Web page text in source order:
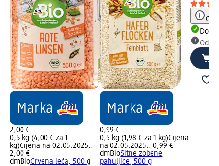
2,00 €
0,5 kg (4,00 € za 1
kg)Cijena na 02.05.2025.:
2,00 €
dmBioCrvena leća, 500 g
0,99 €
0,5 kg (1,98 € za 1 kg)Cijena
na 02.05.2025.: 0,99 €
dmBioSitne zobene
pahuljice, 500 g